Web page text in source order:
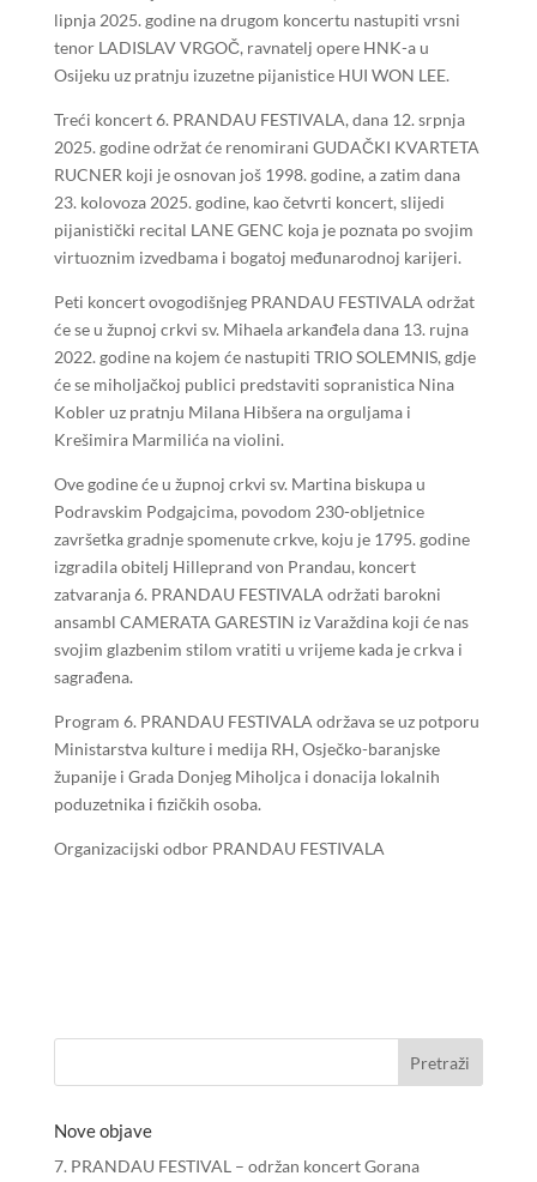
lipnja 2025. godine na drugom koncertu nastupiti vrsni
tenor LADISLAV VRGOČ, ravnatelj opere HNK-a u
Osijeku uz pratnju izuzetne pijanistice HUI WON LEE.
Treći koncert 6. PRANDAU FESTIVALA, dana 12. srpnja
2025. godine održat će renomirani GUDAČKI KVARTETA
RUCNER koji je osnovan još 1998. godine, a zatim dana
23. kolovoza 2025. godine, kao četvrti koncert, slijedi
pijanistički recital LANE GENC koja je poznata po svojim
virtuoznim izvedbama i bogatoj međunarodnoj karijeri.
Peti koncert ovogodišnjeg PRANDAU FESTIVALA održat
će se u župnoj crkvi sv. Mihaela arkanđela dana 13. rujna
2022. godine na kojem će nastupiti TRIO SOLEMNIS, gdje
će se miholjačkoj publici predstaviti sopranistica Nina
Kobler uz pratnju Milana Hibšera na orguljama i
Krešimira Marmilića na violini.
Ove godine će u župnoj crkvi sv. Martina biskupa u
Podravskim Podgajcima, povodom 230-obljetnice
završetka gradnje spomenute crkve, koju je 1795. godine
izgradila obitelj Hilleprand von Prandau, koncert
zatvaranja 6. PRANDAU FESTIVALA održati barokni
ansambl CAMERATA GARESTIN iz Varaždina koji će nas
svojim glazbenim stilom vratiti u vrijeme kada je crkva i
sagrađena.
Program 6. PRANDAU FESTIVALA održava se uz potporu
Ministarstva kulture i medija RH, Osječko-baranjske
županije i Grada Donjeg Miholjca i donacija lokalnih
poduzetnika i fizičkih osoba.
Organizacijski odbor PRANDAU FESTIVALA
Nove objave
7. PRANDAU FESTIVAL – održan koncert Gorana